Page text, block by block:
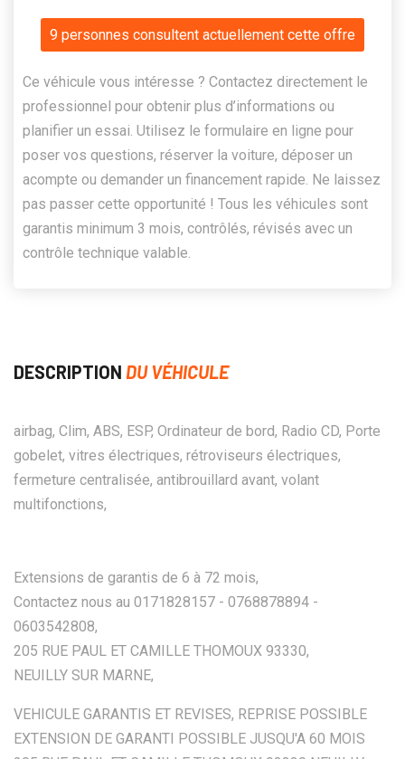
9 personnes consultent actuellement cette offre
Ce véhicule vous intéresse ? Contactez directement le
professionnel pour obtenir plus d’informations ou
planifier un essai. Utilisez le formulaire en ligne pour
poser vos questions, réserver la voiture, déposer un
acompte ou demander un financement rapide. Ne laissez
pas passer cette opportunité ! Tous les véhicules sont
garantis minimum 3 mois, contrôlés, révisés avec un
contrôle technique valable.
DESCRIPTION DU VÉHICULE
airbag, Clim, ABS, ESP, Ordinateur de bord, Radio CD, Porte
gobelet, vitres électriques, rétroviseurs électriques,
fermeture centralisée, antibrouillard avant, volant
multifonctions,
Extensions de garantis de 6 à 72 mois,
Contactez nous au 0171828157 - 0768878894 -
0603542808,
205 RUE PAUL ET CAMILLE THOMOUX 93330,
NEUILLY SUR MARNE,
VEHICULE GARANTIS ET REVISES, REPRISE POSSIBLE
EXTENSION DE GARANTI POSSIBLE JUSQU'A 60 MOIS